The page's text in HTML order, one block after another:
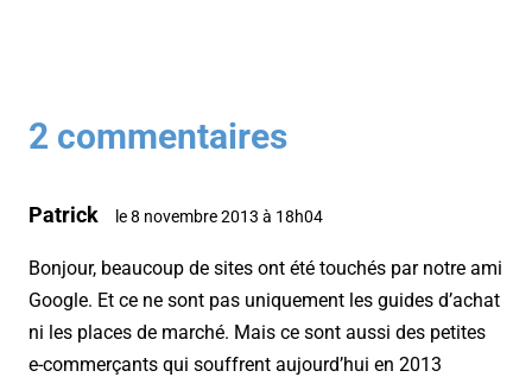
2 commentaires
Patrick le 8 novembre 2013 à 18h04
Bonjour, beaucoup de sites ont été touchés par notre ami
Google. Et ce ne sont pas uniquement les guides d’achat
ni les places de marché. Mais ce sont aussi des petites
e-commerçants qui souffrent aujourd’hui en 2013